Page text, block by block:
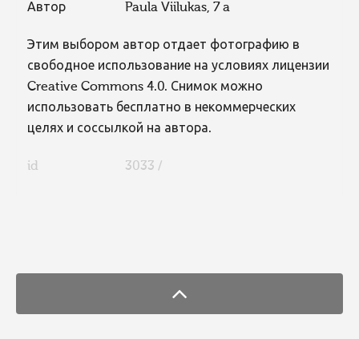
Автор Paula Viilukas, 7 a
Этим выбором автор отдает фотографию в
свободное использование на условиях лицензии
Creative Commons 4.0. Снимок можно
использовать бесплатно в некоммерческих
целях и соссылкой на автора.
id 3033 /